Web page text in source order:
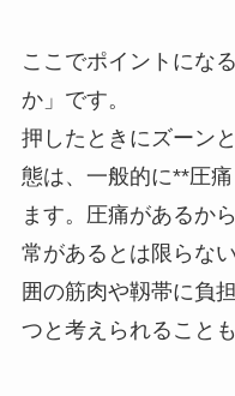
ここでポイントにな
か」です。
押したときにズーン
態は、一般的に**圧
ます。圧痛があるか
常があるとは限らな
囲の筋肉や靱帯に負
つと考えられること